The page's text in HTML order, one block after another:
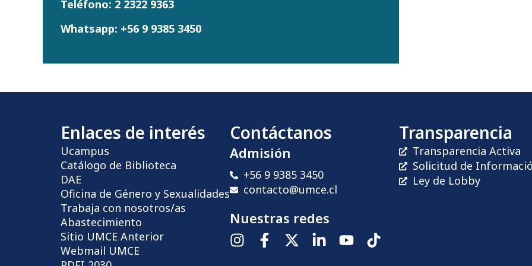
Teléfono: 2 2322 9363
Whatsapp: +56 9 9385 3450
Enlaces de interés
Ucampus
Catálogo de Biblioteca
DAE
Oficina de Género y Sexualidades
Trabaja con nosotros/as
Abastecimiento
Sitio UMCE Anterior
Webmail UMCE
Contáctanos
Admisión
+56 9 9385 3450
contacto@umce.cl
Nuestras redes
Transparencia
Transparencia Activa
Solicitud de
Ley de Lobby